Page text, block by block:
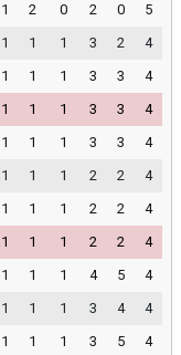
1 2 0 2 0
5
1 1 1 3 2
4
1 1 1 3 3
4
1 1 1 3 3
4
1 1 1 3 3
4
1 1 1 2 2
4
1 1 1 2 2
4
1 1 1 2 2
4
1 1 1 4 5
4
1 1 1 3 4
4
1 1 1 3 5
4